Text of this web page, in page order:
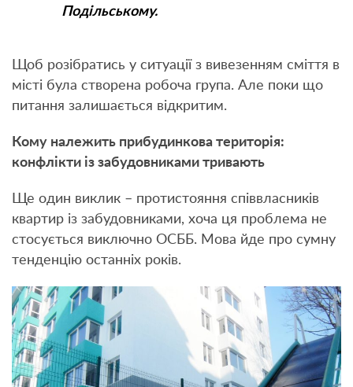
Подільському.
Щоб розібратись у ситуації з вивезенням сміття в
місті була створена робоча група. Але поки що
питання залишається відкритим.
Кому належить прибудинкова територія:
конфлікти із забудовниками тривають
Ще один виклик – протистояння співвласників
квартир із забудовниками, хоча ця проблема не
стосується виключно ОСББ. Мова йде про сумну
тенденцію останніх років.